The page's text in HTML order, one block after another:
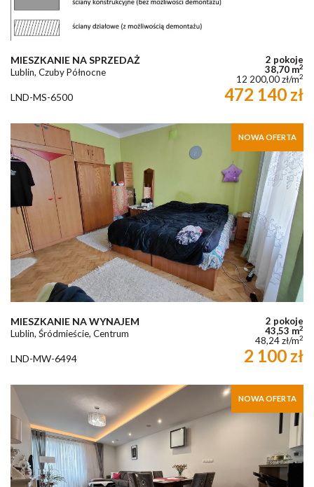
MIESZKANIE NA SPRZEDAŻ
Lublin, Czuby Północne
2 pokoje
38,70 m2
12 200,00 zł/m2
LND-MS-6500 472 140 zł
NOWA OFERTA
MIESZKANIE NA WYNAJEM
Lublin, Śródmieście, Centrum
2 pokoje
43,53 m2
48,24 zł/m2
LND-MW-6494 2 100 zł
NOWA OFERTA